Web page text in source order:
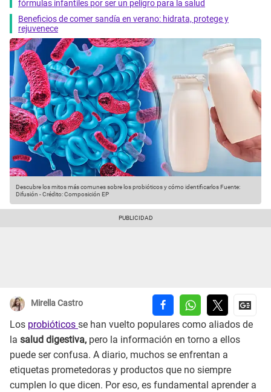
fórmulas infantiles por ser un peligro para la salud
Beneficios de comer sandía en verano: hidrata, protege y
rejuvenece
Descubre los mitos más comunes sobre los probióticos y cómo identificarlosFuente:
Difusión -Crédito: Composición EP
Mirella Castro
Los probióticos se han vuelto populares como aliados de
la salud digestiva, pero la información en torno a ellos
puede ser confusa. A diario, muchos se enfrentan a
etiquetas prometedoras y productos que no siempre
cumplen lo que dicen. Por eso, es fundamental aprender a